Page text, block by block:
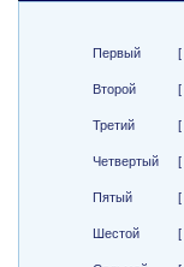
Первый [
Второй [
Третий [
Четвертый [
Пятый [
Шестой [